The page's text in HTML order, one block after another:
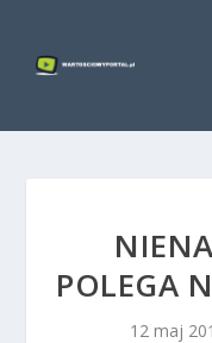
POLEGA
12 maj